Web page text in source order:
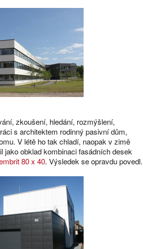
zkoušení, hledání, rozmýšlení,
s architektem rodinný pasivní dům,
V létě ho tak chladí, naopak v zimě
obklad kombinaci fasádních desek
80 x 40. Výsledek se opravdu povedl.